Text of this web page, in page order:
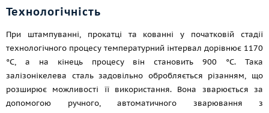
Технологічність
При штампуванні, прокатці та кованні у початковій стадії
технологічного процесу температурний інтервал дорівнює 1170
°C, а на кінець процесу він становить 900 °C. Така
залізонікелева сталь задовільно обробляється різанням, що
розширює можливості її використання. Вона зварюється за
допомогою ручного, автоматичного зварювання з